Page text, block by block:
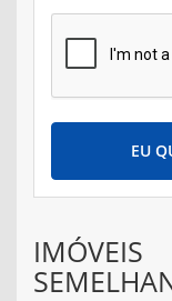
EU
IMÓVEIS